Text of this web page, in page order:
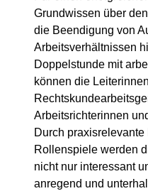
Grundwissen über
die Beendigung von
Arbeitsverhältnissen
Doppelstunde mit
können die
Arbeitsrichterinnen
Durch
Rollenspiele werden
nicht nur interessant
anregend und